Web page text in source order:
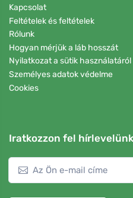
Kapcsolat
Feltételek és feltételek
Rólunk
Hogyan mérjük a láb hosszát
Nyilatkozat a sütik használatáról
Személyes adatok védelme
Cookies
Iratkozzon fel